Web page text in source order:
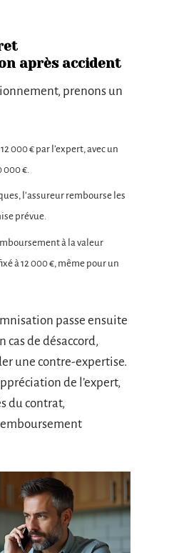
après accident
prenons un
000 € par l’expert, avec un
000 €.
l’assureur rembourse les
prévue.
à la valeur
à 12 000 €, même pour un
passe ensuite
cas de désaccord,
une contre-expertise.
de l’expert,
du contrat,